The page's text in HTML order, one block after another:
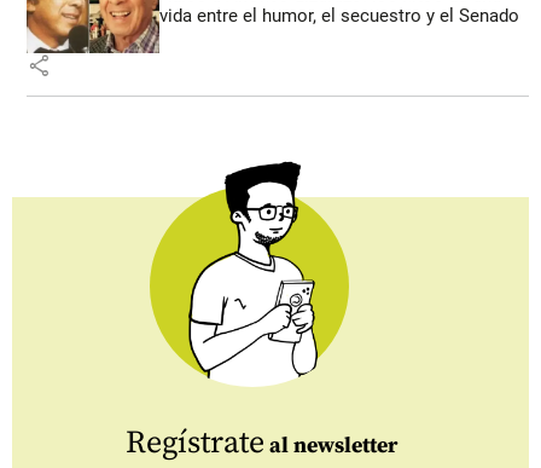
vida entre el humor, el secuestro y el Senado
share
Regístrate al newsletter